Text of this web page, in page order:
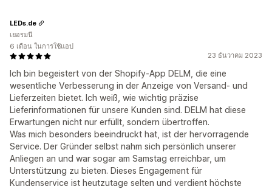
23 ธันวาคม 2023
Ich bin begeistert von der Shopify-App DELM, die eine
wesentliche Verbesserung in der Anzeige von Versand- und
Lieferzeiten bietet. Ich weiß, wie wichtig präzise
Lieferinformationen für unsere Kunden sind. DELM hat diese
Erwartungen nicht nur erfüllt, sondern übertroffen.
Was mich besonders beeindruckt hat, ist der hervorragende
Service. Der Gründer selbst nahm sich persönlich unserer
Anliegen an und war sogar am Samstag erreichbar, um
Unterstützung zu bieten. Dieses Engagement für
Kundenservice ist heutzutage selten und verdient höchste
LEDs.de
เยอรมนี
6 เดือน ในการใช้แอป